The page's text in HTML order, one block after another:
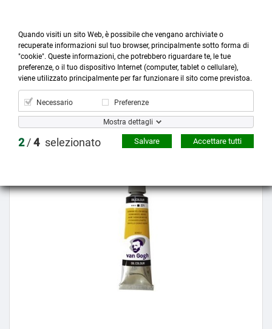

Prodotti

Account

Cerca
more_horiz
Menù
shopping_cart
Prezzo scontato
Quando visiti un sito Web, è possibile che vengano archiviate o
recuperate informazioni sul tuo browser, principalmente sotto forma di
"cookie". Queste informazioni, che potrebbero riguardare te, le tue
preferenze, o il tuo dispositivo Internet (computer, tablet o cellulare),
viene utilizzato principalmente per far funzionare il sito come previstoa.
Necessario Preferenze
Mostra dettagli
2/4 selezionato Accettare tutti
Salvare